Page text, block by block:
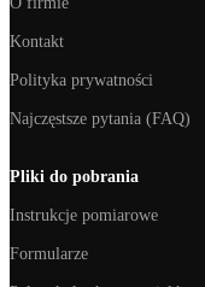
Kontakt
Polityka prywatności
Najczęstsze pytania (FAQ)
Pliki do pobrania
Instrukcje pomiarowe
Formularze